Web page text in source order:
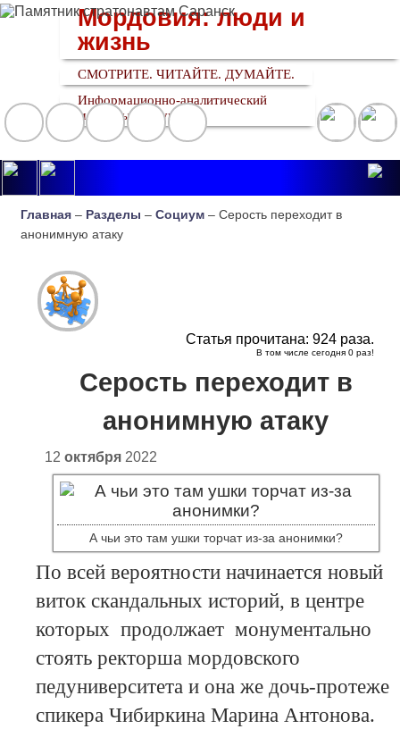
Мордовия: люди и
жизнь
СМОТРИТЕ. ЧИТАЙТЕ. ДУМАЙТЕ.
Информационно-аналитический
медийный ресурс
Главная – Разделы –Социум – Серость переходит в
анонимную атаку
Статья прочитана: 924раза.
В том числе сегодня 0раз!
Серость переходит в
анонимную атаку
12 октября2022
А чьи это там ушки торчат из-за анонимки?
По всей вероятности начинается новый
виток скандальных историй, в центре
которых продолжает монументально
стоять ректорша мордовского
педуниверситета и она же дочь-протеже
спикера Чибиркина Марина Антонова.